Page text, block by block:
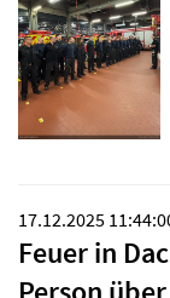
17.12.2025
Feuer in